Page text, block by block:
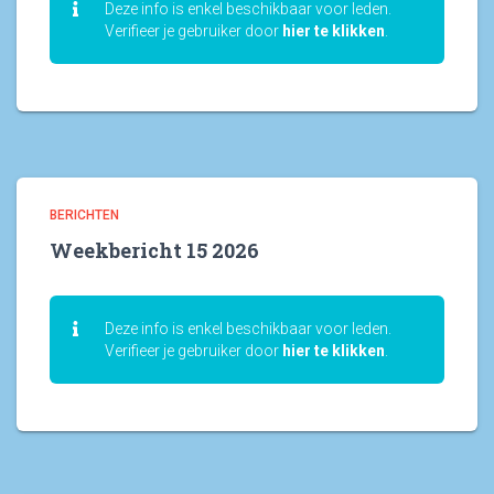
Deze info is enkel beschikbaar voor leden.
Verifieer je gebruiker door hier te klikken
BERICHTEN
Weekbericht 15 2026
Deze info is enkel beschikbaar voor leden.
Verifieer je gebruiker door hier te klikken